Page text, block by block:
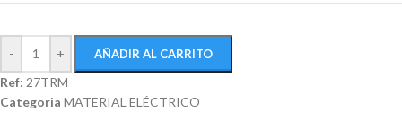
- + AÑADIR AL CARRITO
Ref: 27TRM
Categoria MATERIAL ELÉCTRICO